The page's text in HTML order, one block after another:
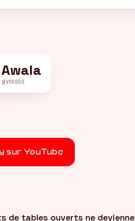
sur YouTube
de tables ouverts ne